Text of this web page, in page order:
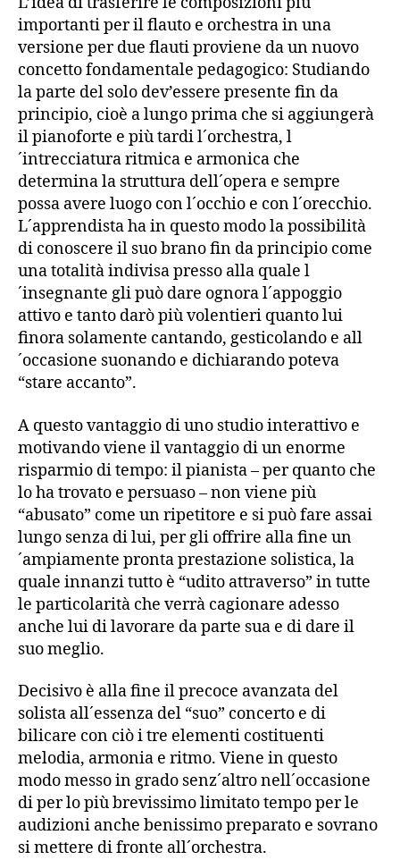
importanti per il flauto e orchestra in una
versione per due flauti proviene da un nuovo
concetto fondamentale pedagogico: Studiando
la parte del solo dev’essere presente fin da
principio, cioè a lungo prima che si aggiungerà
il pianoforte e più tardi l´orchestra, l
´intrecciatura ritmica e armonica che
determina la struttura dell´opera e sempre
possa avere luogo con l´occhio e con l´orecchio.
L´apprendista ha in questo modo la possibilità
di conoscere il suo brano fin da principio come
una totalità indivisa presso alla quale l
´insegnante gli può dare ognora l´appoggio
attivo e tanto darò più volentieri quanto lui
finora solamente cantando, gesticolando e all
´occasione suonando e dichiarando poteva
“stare accanto”.
A questo vantaggio di uno studio interattivo e
motivando viene il vantaggio di un enorme
risparmio di tempo: il pianista – per quanto che
lo ha trovato e persuaso – non viene più
“abusato” come un ripetitore e si può fare assai
lungo senza di lui, per gli offrire alla fine un
´ampiamente pronta prestazione solistica, la
quale innanzi tutto è “udito attraverso” in tutte
le particolarità che verrà cagionare adesso
anche lui di lavorare da parte sua e di dare il
suo meglio.
Decisivo è alla fine il precoce avanzata del
solista all´essenza del “suo” concerto e di
bilicare con ciò i tre elementi costituenti
melodia, armonia e ritmo. Viene in questo
modo messo in grado senz´altro nell´occasione
di per lo più brevissimo limitato tempo per le
audizioni anche benissimo preparato e sovrano
si mettere di fronte all´orchestra.